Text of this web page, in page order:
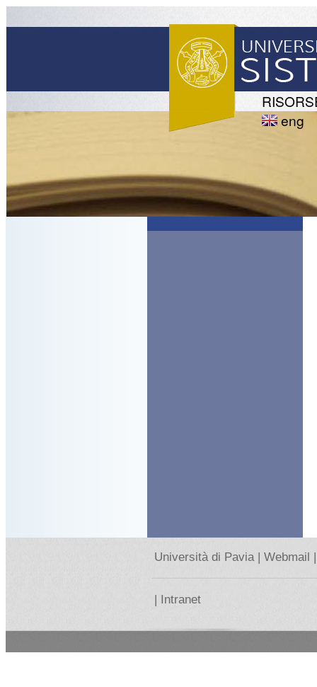
eng
Università di Pavia | Webmail |
| Intranet